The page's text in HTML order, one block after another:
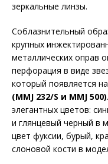
зеркальные линзы.
Соблазнительный
крупных
металлических оправ
перфорация в виде
который появляется
(MMJ 232/S и MMJ 500)
элегантных цветов:
и глянцевый черный в
цвет фуксии, бурый,
слоновой кости в